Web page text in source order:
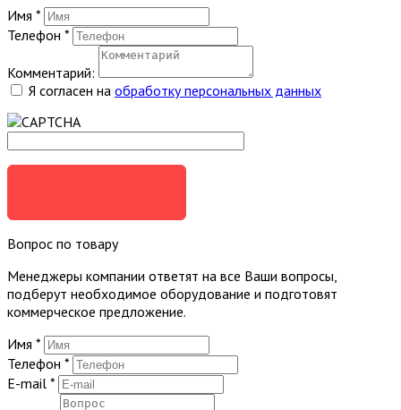
Имя *
Телефон *
Комментарий:
Я согласен на обработку персональных данных
Вопрос по товару
Менеджеры компании ответят на все Ваши вопросы,
подберут необходимое оборудование и подготовят
коммерческое предложение.
Имя *
Телефон *
E-mail *